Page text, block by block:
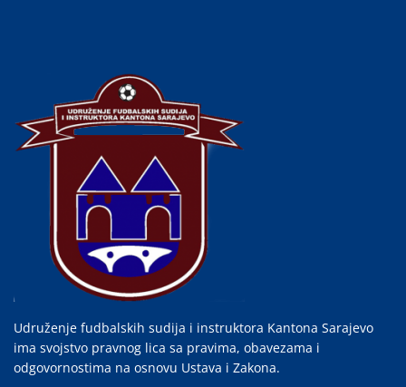
Udruženje fudbalskih sudija i instruktora Kantona Sarajevo
ima svojstvo pravnog lica sa pravima, obavezama i
odgovornostima na osnovu Ustava i Zakona.